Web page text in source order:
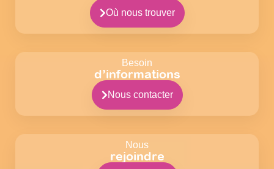
Où nous trouver
Besoin
d’informations
Nous contacter
Nous
rejoindre